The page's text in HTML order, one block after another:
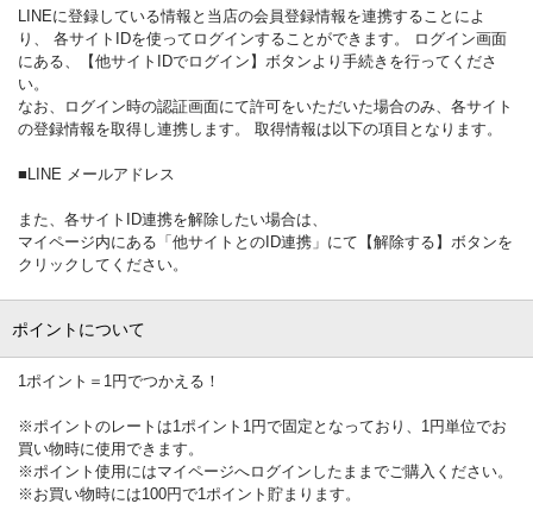
LINEに登録している情報と当店の会員登録情報を連携することによ
り、 各サイトIDを使ってログインすることができます。 ログイン画面
にある、【他サイトIDでログイン】ボタンより手続きを行ってくださ
い。
なお、ログイン時の認証画面にて許可をいただいた場合のみ、各サイト
の登録情報を取得し連携します。 取得情報は以下の項目となります。
■LINE メールアドレス
また、各サイトID連携を解除したい場合は、
マイページ内にある「他サイトとのID連携」にて【解除する】ボタンを
クリックしてください。
ポイントについて
1ポイント＝1円でつかえる！
※ポイントのレートは1ポイント1円で固定となっており、1円単位でお
買い物時に使用できます。
※ポイント使用にはマイページへログインしたままでご購入ください。
※お買い物時には100円で1ポイント貯まります。